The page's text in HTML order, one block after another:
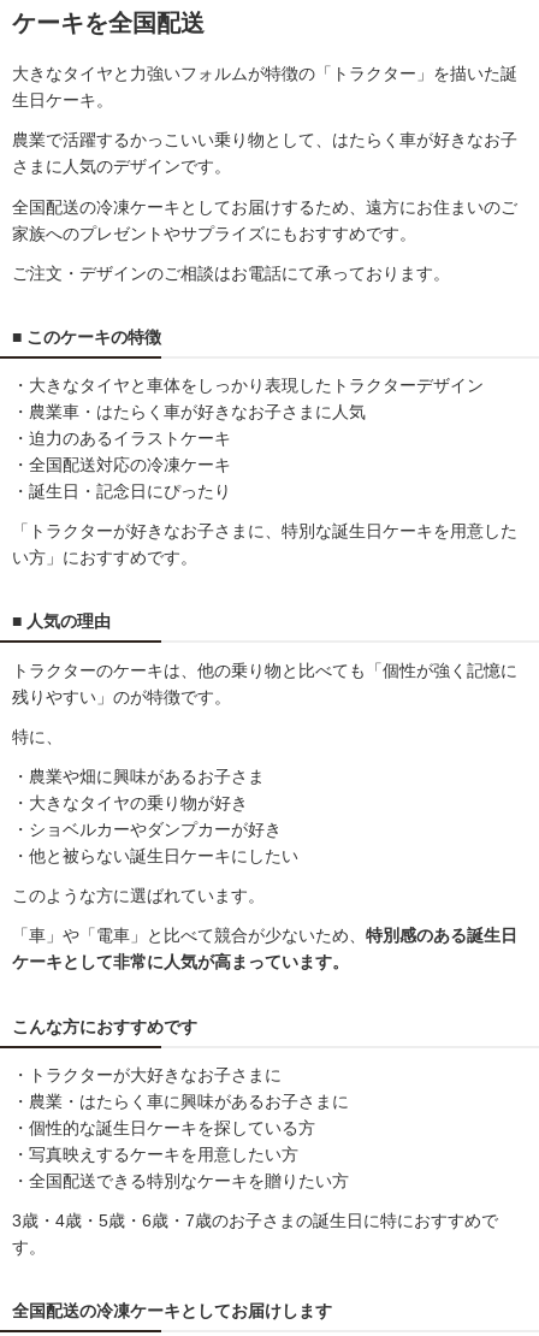
ケーキを全国配送
大きなタイヤと力強いフォルムが特徴の「トラクター」を描いた誕
生日ケーキ。
農業で活躍するかっこいい乗り物として、はたらく車が好きなお子
さまに人気のデザインです。
全国配送の冷凍ケーキとしてお届けするため、遠方にお住まいのご
家族へのプレゼントやサプライズにもおすすめです。
ご注文・デザインのご相談はお電話にて承っております。
■ このケーキの特徴
・大きなタイヤと車体をしっかり表現したトラクターデザイン
・農業車・はたらく車が好きなお子さまに人気
・迫力のあるイラストケーキ
・全国配送対応の冷凍ケーキ
・誕生日・記念日にぴったり
「トラクターが好きなお子さまに、特別な誕生日ケーキを用意した
い方」におすすめです。
■ 人気の理由
トラクターのケーキは、他の乗り物と比べても「個性が強く記憶に
残りやすい」のが特徴です。
特に、
・農業や畑に興味があるお子さま
・大きなタイヤの乗り物が好き
・ショベルカーやダンプカーが好き
・他と被らない誕生日ケーキにしたい
このような方に選ばれています。
「車」や「電車」と比べて競合が少ないため、 特別感のある誕生日
ケーキとして非常に人気が高まっています。
こんな方におすすめです
・トラクターが大好きなお子さまに
・農業・はたらく車に興味があるお子さまに
・個性的な誕生日ケーキを探している方
・写真映えするケーキを用意したい方
・全国配送できる特別なケーキを贈りたい方
3歳・4歳・5歳・6歳・7歳のお子さまの誕生日に特におすすめで
す。
全国配送の冷凍ケーキとしてお届けします